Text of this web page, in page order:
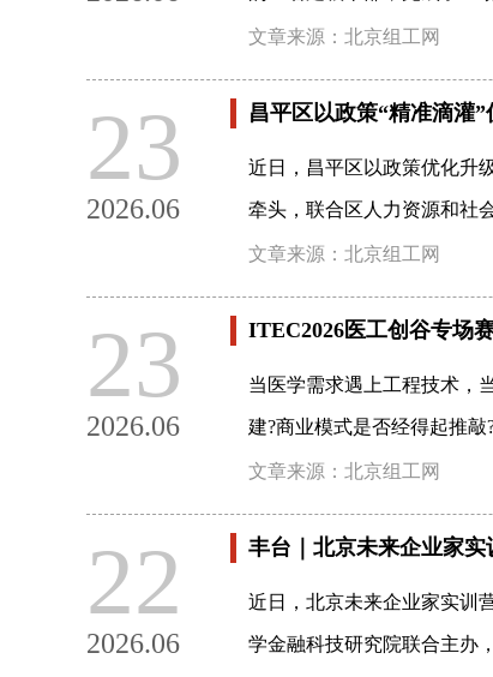
文章来源：北京组工网
23
2026.06
昌平区以政策“精准滴灌
近日，昌平区以政策优化升
牵头，联合区人力资源和社
文章来源：北京组工网
23
2026.06
ITEC2026医工创谷专场
当医学需求遇上工程技术，
建?商业模式是否经得起推
文章来源：北京组工网
22
2026.06
丰台｜北京未来企业家
近日，北京未来企业家实训
学金融科技研究院联合主办